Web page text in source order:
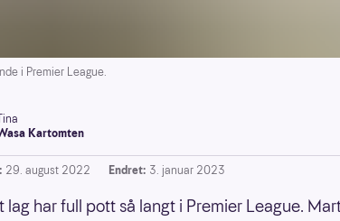
i Premier League.
Kartomten
29. august 2022 Endret: 3. januar 2023
lag har full pott så langt i Premier League.